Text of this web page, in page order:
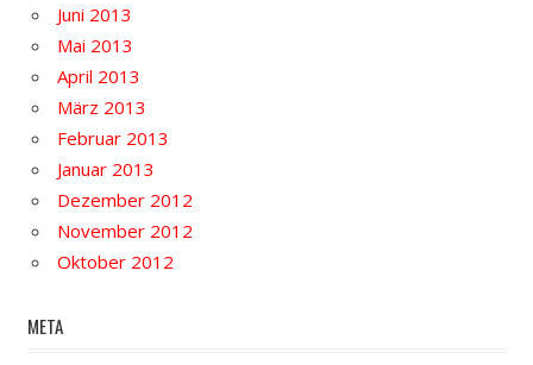
Juni 2013
Mai 2013
April 2013
März 2013
Februar 2013
Januar 2013
Dezember 2012
November 2012
Oktober 2012
META